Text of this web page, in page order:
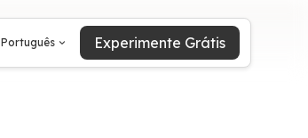
Português Experimente Grátis